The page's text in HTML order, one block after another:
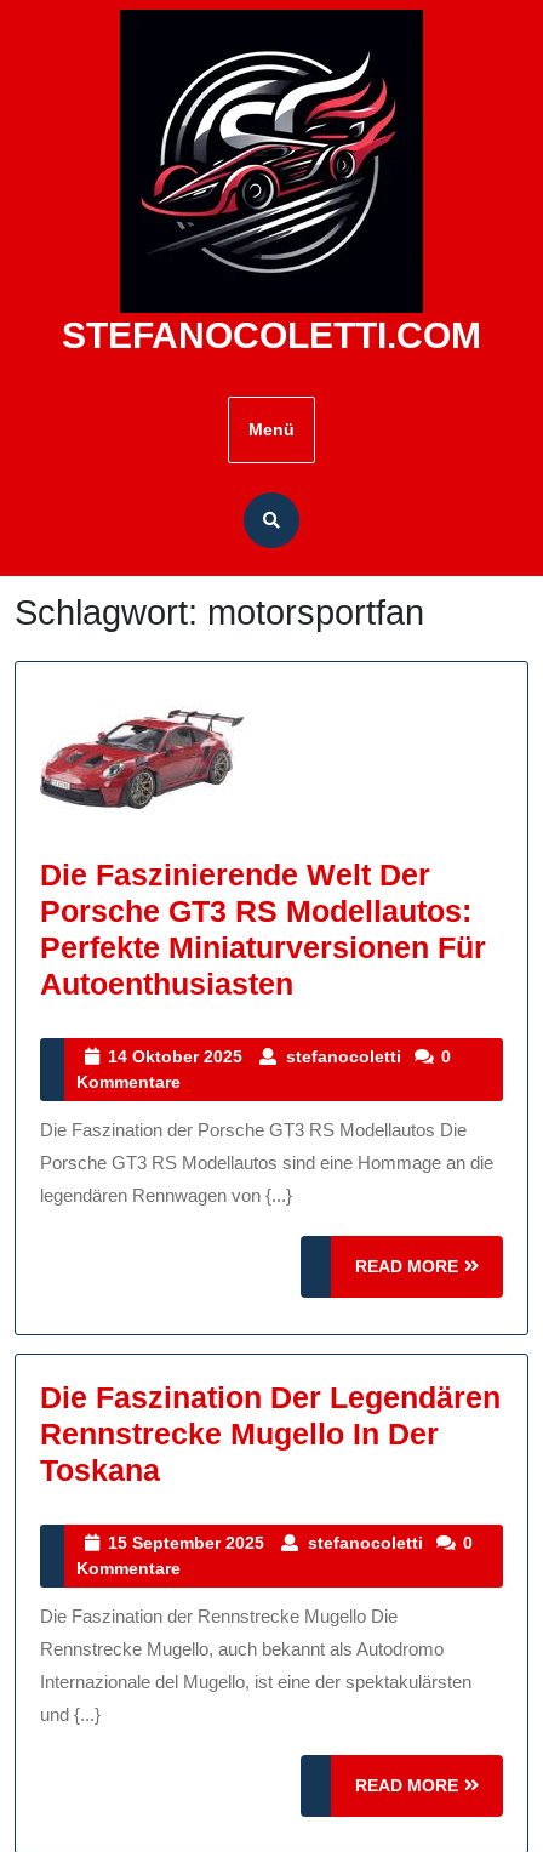
STEFANOCOLETTI.COM
Menü
Schlagwort: motorsportfan
Die Faszinierende Welt Der
Porsche GT3 RS Modellautos:
Perfekte Miniaturversionen Für
Autoenthusiasten
Welt
Porsche
GT3
Modellautos:
Perfekte
Für
14 Oktober 2025
14
2025
stefanocoletti stefanocoletti
0
Kommentare
Die Faszination der Porsche GT3 RS Modellautos Die
Porsche GT3 RS Modellautos sind eine Hommage an die
legendären Rennwagen von {...}
READ MORE
READ
MORE
Die Faszination Der Legendären
Rennstrecke Mugello In Der
ToskanaDie
Der
Legendären
Rennstrecke
Mugello
In
15 September 2025
15
2025
stefanocoletti stefanocoletti
0
Kommentare
Die Faszination der Rennstrecke Mugello Die
Rennstrecke Mugello, auch bekannt als Autodromo
Internazionale del Mugello, ist eine der spektakulärsten
und {...}
READ MORE
READ
MORE